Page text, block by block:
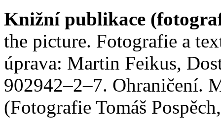
Knižní publikace
the picture. Fotografie a
úprava: Martin Feikus,
902942–2–7. Ohraničení.
(Fotografie Tomáš